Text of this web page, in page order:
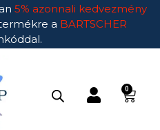
5% azonnali kedvezmény
a BARTSCHER
0